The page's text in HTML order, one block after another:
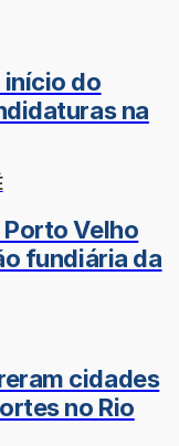
início do
na
Velho
fundiária da
cidades
no Rio